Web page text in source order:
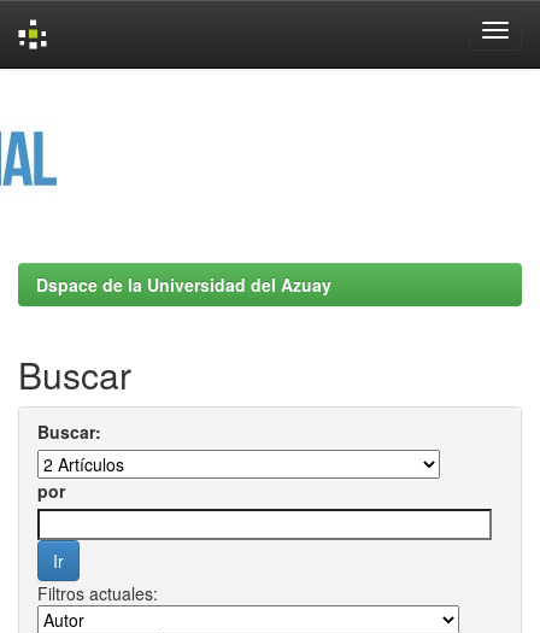
Dspace de la Universidad del Azuay
Buscar
Buscar:
por
Filtros actuales: